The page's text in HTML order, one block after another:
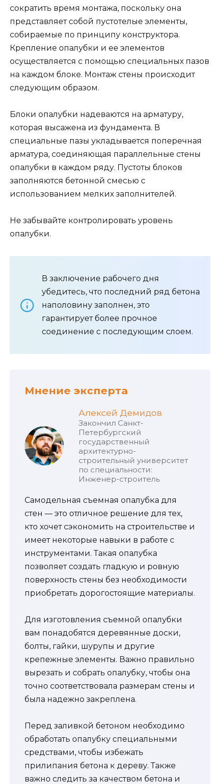
сократить время монтажа, поскольку она
представляет собой пустотелые элементы,
собираемые по принципу конструктора.
Крепление опалубки и ее элементов
осуществляется с помощью специальных пазов
на каждом блоке. Монтаж стены происходит
следующим образом.
Блоки опалубки надеваются на арматуру,
которая высажена из фундамента. В
специальные пазы укладывается поперечная
арматура, соединяющая параллельные стены
опалубки в каждом ряду. Пустоты блоков
заполняются бетонной смесью с
использованием мелких заполнителей.
Не забывайте контролировать уровень
опалубки.
В заключение рабочего дня
убедитесь, что последний ряд бетона
наполовину заполнен, это
гарантирует более прочное
соединение с последующим слоем.
Мнение эксперта
Алексей Демидов
Закончил Санкт-
Петербургский
государственный
архитектурно-
строительный университет
по специальности:
Инженер-строитель
Самодельная съемная опалубка для
стен — это отличное решение для тех,
кто хочет сэкономить на строительстве и
имеет некоторые навыки в работе с
инструментами. Такая опалубка
позволяет создать гладкую и ровную
поверхность стены без необходимости
приобретать дорогостоящие материалы.
Для изготовления съемной опалубки
вам понадобятся деревянные доски,
болты, гайки, шурупы и другие
крепежные элементы. Важно правильно
вырезать и собрать опалубку, чтобы она
точно соответствовала размерам стены и
была надежно закреплена.
Перед заливкой бетоном необходимо
обработать опалубку специальными
средствами, чтобы избежать
прилипания бетона к дереву. Также
важно следить за качеством бетона и